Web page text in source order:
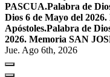
PASCUA.Palabra de
Dios 6 de Mayo del
Apóstoles.Palabra de
2026. Memoria SAN
Jue. Ago 6th, 2026